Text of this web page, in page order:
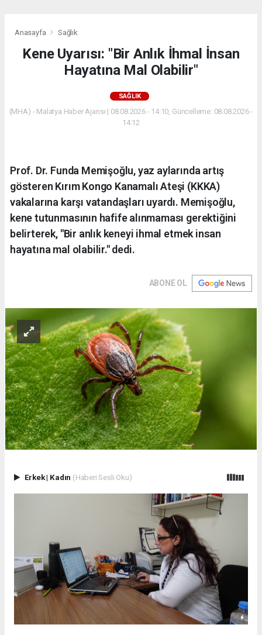
Anasayfa Sağlık
Kene Uyarısı: "Bir Anlık İhmal İnsan
Hayatına Mal Olabilir"
SAĞLIK
(MHA) - Malatya Haber Ajansı | 08.08.2026 - 14:10, Güncelleme: 08.08.2026 -
14:12
Prof. Dr. Funda Memişoğlu, yaz aylarında artış
gösteren Kırım Kongo Kanamalı Ateşi (KKKA)
vakalarına karşı vatandaşları uyardı. Memişoğlu,
kene tutunmasının hafife alınmaması gerektiğini
belirterek, "Bir anlık keneyi ihmal etmek insan
hayatına mal olabilir." dedi.
ABONE OL
Erkek| Kadın (Haberi Sesli Oku)